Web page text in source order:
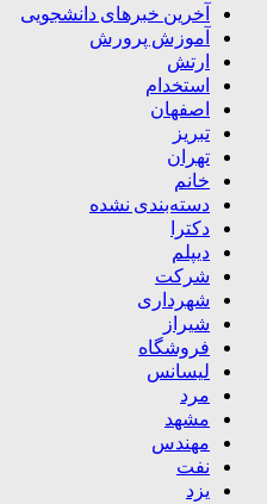
آخرین خبرهای دانشجویی
آموزش پرورش
ارتش
استخدام
اصفهان
تبریز
تهران
خانم
دسته‌بندی نشده
دکترا
دیپلم
شرکت
شهرداری
شیراز
فروشگاه
لیسانس
مرد
مشهد
مهندس
نفت
یزد